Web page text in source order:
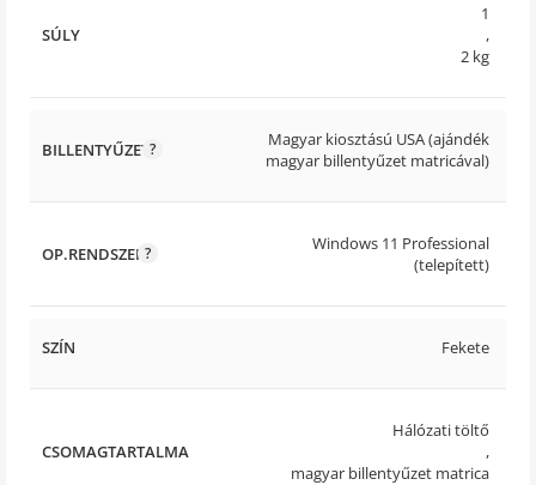
SÚLY
1
,
2 kg
BILLENTYŰZET
Magyar kiosztású USA (ajándék
magyar billentyűzet matricával)
OP.RENDSZER
Windows 11 Professional
(telepített)
SZÍN Fekete
CSOMAGTARTALMA
Hálózati töltő
,
magyar billentyűzet matrica